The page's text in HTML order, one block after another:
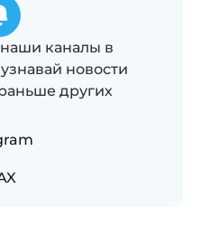
каналы в
новости
других